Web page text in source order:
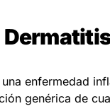
enfermedad
genérica de